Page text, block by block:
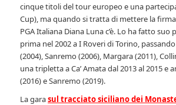
cinque titoli del tour europeo e una
Cup), ma quando si tratta di mettere la
PGA Italiana Diana Luna c’è. Lo ha fatto suo
prima nel 2002 a I Roveri di Torino,
(2004), Sanremo (2006), Margara (2011),
una tripletta a Ca’ Amata dal 2013 al 2015 e
(2016) e Sanremo (2019).
La garasul tracciato siciliano dei